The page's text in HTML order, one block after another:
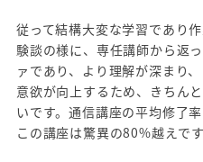
従って結構大変な学習であり
験談の様に、専任講師から返
ァであり、より理解が深まり
意欲が向上するため、きちん
いです。通信講座の平均修了
この講座は驚異の80%越えです